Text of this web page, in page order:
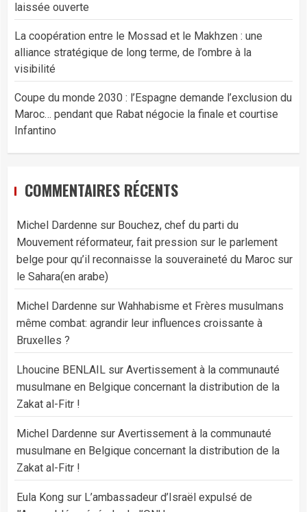
laissée ouverte
La coopération entre le Mossad et le Makhzen : une
alliance stratégique de long terme, de l’ombre à la
visibilité
Coupe du monde 2030 : l’Espagne demande l’exclusion du
Maroc… pendant que Rabat négocie la finale et courtise
Infantino
COMMENTAIRES RÉCENTS
Michel Dardenne sur Bouchez, chef du parti du
Mouvement réformateur, fait pression sur le parlement
belge pour qu’il reconnaisse la souveraineté du Maroc sur
le Sahara(en arabe)
Michel Dardenne sur Wahhabisme et Frères musulmans
même combat: agrandir leur influences croissante à
Bruxelles ?
Lhoucine BENLAIL sur Avertissement à la communauté
musulmane en Belgique concernant la distribution de la
Zakat al-Fitr !
Michel Dardenne sur Avertissement à la communauté
musulmane en Belgique concernant la distribution de la
Zakat al-Fitr !
Eula Kong sur L’ambassadeur d’Israël expulsé de